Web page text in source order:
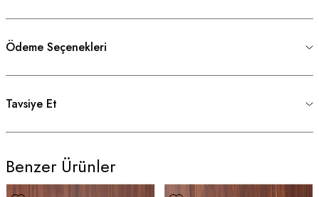
Ödeme Seçenekleri
Tavsiye Et
Benzer Ürünler